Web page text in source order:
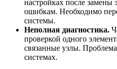
настройках после замены
ошибкам. Необходимо
системы.
Неполная диагностика.
проверкой одного
связанные узлы.
системах.